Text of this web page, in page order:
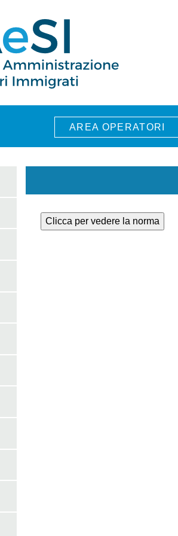
AREA OPERATORI
Clicca per vedere la norma